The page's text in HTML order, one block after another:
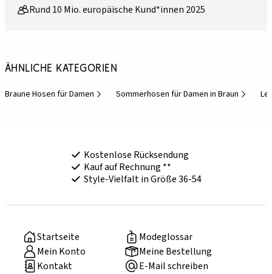
Rund 10 Mio. europäische Kund*innen 2025
Ähnliche Kategorien
Braune Hosen für Damen Sommerhosen für Damen in Braun
Kostenlose Rücksendung
Kauf auf Rechnung **
Style-Vielfalt in Größe 36-54
Startseite
Modeglossar
Mein Konto
Meine Bestellung
Kontakt
E-Mail schreiben